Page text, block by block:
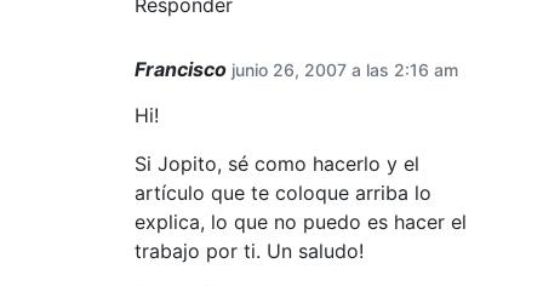
Responder
Francisco junio 26, 2007 a las 2:16 am
Hi!
Si Jopito, sé como hacerlo y el
artículo que te coloque arriba lo
explica, lo que no puedo es hacer el
trabajo por ti. Un saludo!